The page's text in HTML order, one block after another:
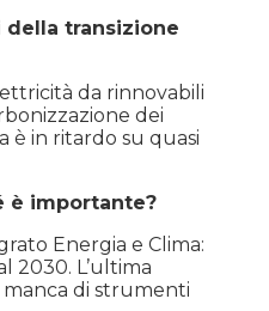
transizione
da rinnovabili
dei
è in ritardo su quasi
è importante?
Energia e Clima:
2030. L’ultima
di strumenti